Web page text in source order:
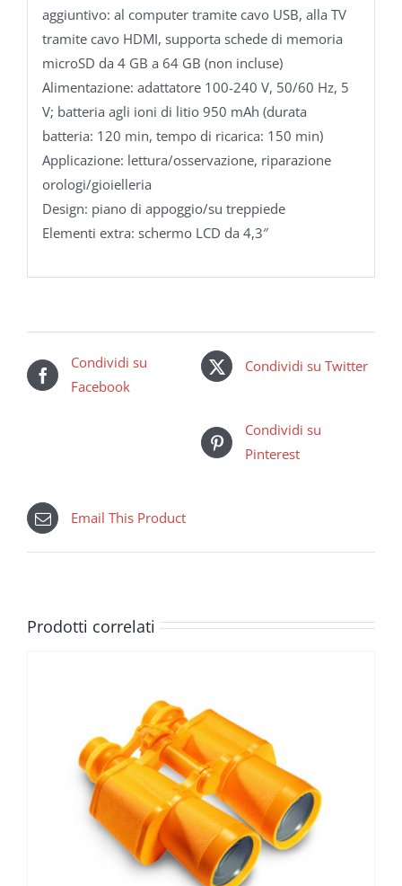
aggiuntivo: al computer tramite cavo USB, alla TV
tramite cavo HDMI, supporta schede di memoria
microSD da 4 GB a 64 GB (non incluse)
Alimentazione: adattatore 100-240 V, 50/60 Hz, 5
V; batteria agli ioni di litio 950 mAh (durata
batteria: 120 min, tempo di ricarica: 150 min)
Applicazione: lettura/osservazione, riparazione
orologi/gioielleria
Design: piano di appoggio/su treppiede
Elementi extra: schermo LCD da 4,3″
Condividi su
Facebook
Condividi su Twitter
Condividi su
Pinterest
Email This Product
Prodotti correlati